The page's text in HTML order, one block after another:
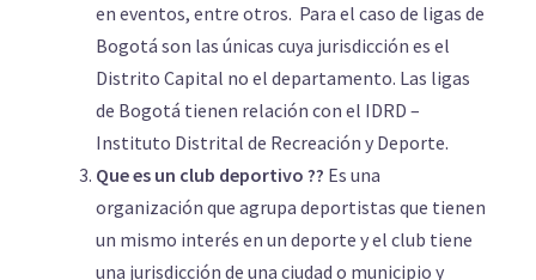
en eventos, entre otros. Para el caso de ligas de
Bogotá son las únicas cuya jurisdicción es el
Distrito Capital no el departamento. Las ligas
de Bogotá tienen relación con el IDRD –
Instituto Distrital de Recreación y Deporte.
Que es un club deportivo ?? Es una
organización que agrupa deportistas que tienen
un mismo interés en un deporte y el club tiene
una jurisdicción de una ciudad o municipio y